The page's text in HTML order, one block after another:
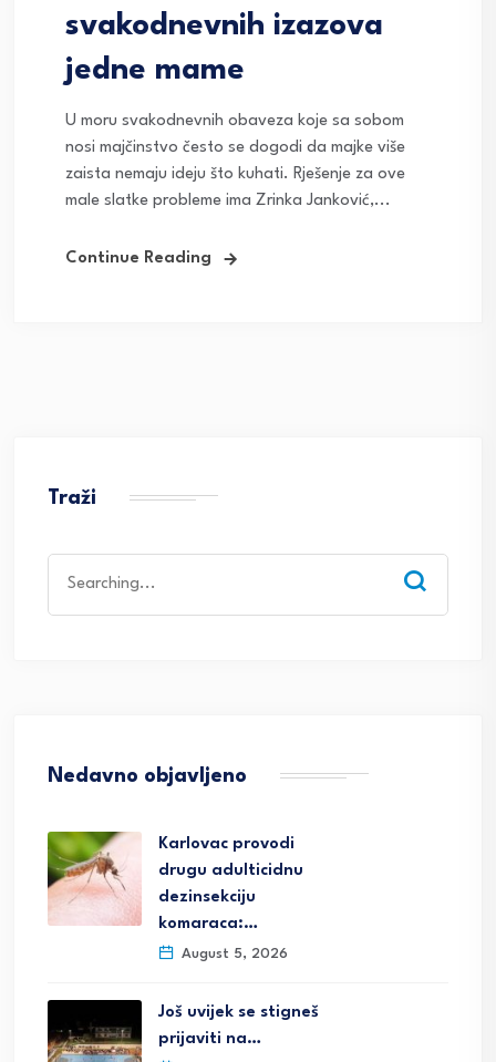
svakodnevnih izazova
jedne mame
U moru svakodnevnih obaveza koje sa sobom
nosi majčinstvo često se dogodi da majke više
zaista nemaju ideju što kuhati. Rješenje za ove
male slatke probleme ima Zrinka Janković,...
Continue Reading
Traži
for:
Nedavno objavljeno
Karlovac provodi
drugu adulticidnu
dezinsekciju
komaraca:…
August 5, 2026
Još uvijek se stigneš
prijaviti na…